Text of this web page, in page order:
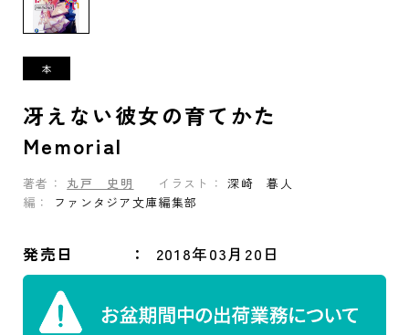
冴えない彼女の育てかた
Memorial
著者： 丸戸 史明 イラスト： 深崎 暮人
編：
ファンタジア文庫編集部
発売日 2018年03月20日